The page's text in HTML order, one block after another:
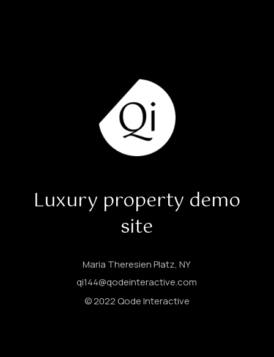
Luxury property demo
site
Maria Theresien Platz, NY
qi144@qodeinteractive.com
© 2022Qode Interactive